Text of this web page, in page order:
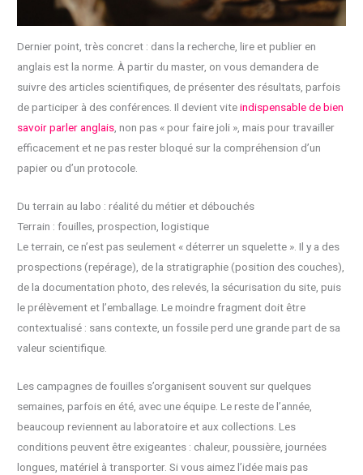
Dernier point, très concret : dans la recherche, lire et publier en
anglais est la norme. À partir du master, on vous demandera de
suivre des articles scientifiques, de présenter des résultats, parfois
de participer à des conférences. Il devient viteindispensable de bien
savoir parler anglais, non pas « pour faire joli », mais pour travailler
efficacement et ne pas rester bloqué sur la compréhension d’un
papier ou d’un protocole.
Du terrain au labo : réalité du métier et débouchés
Terrain : fouilles, prospection, logistique
Le terrain, ce n’est pas seulement « déterrer un squelette ». Il y a des
prospections (repérage), de la stratigraphie (position des couches),
de la documentation photo, des relevés, la sécurisation du site, puis
le prélèvement et l’emballage. Le moindre fragment doit être
contextualisé : sans contexte, un fossile perd une grande part de sa
valeur scientifique.
Les campagnes de fouilles s’organisent souvent sur quelques
semaines, parfois en été, avec une équipe. Le reste de l’année,
beaucoup reviennent au laboratoire et aux collections. Les
conditions peuvent être exigeantes : chaleur, poussière, journées
longues, matériel à transporter. Si vous aimez l’idée mais pas